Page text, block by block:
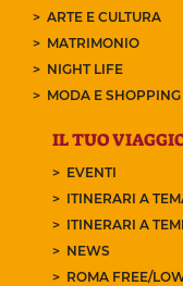
ARTE E CULTURA
MATRIMONIO
NIGHT LIFE
MODA E SHOPPING
IL TUO
EVENTI
ITINERARI A
ITINERARI A
NEWS
ROMA FREE/